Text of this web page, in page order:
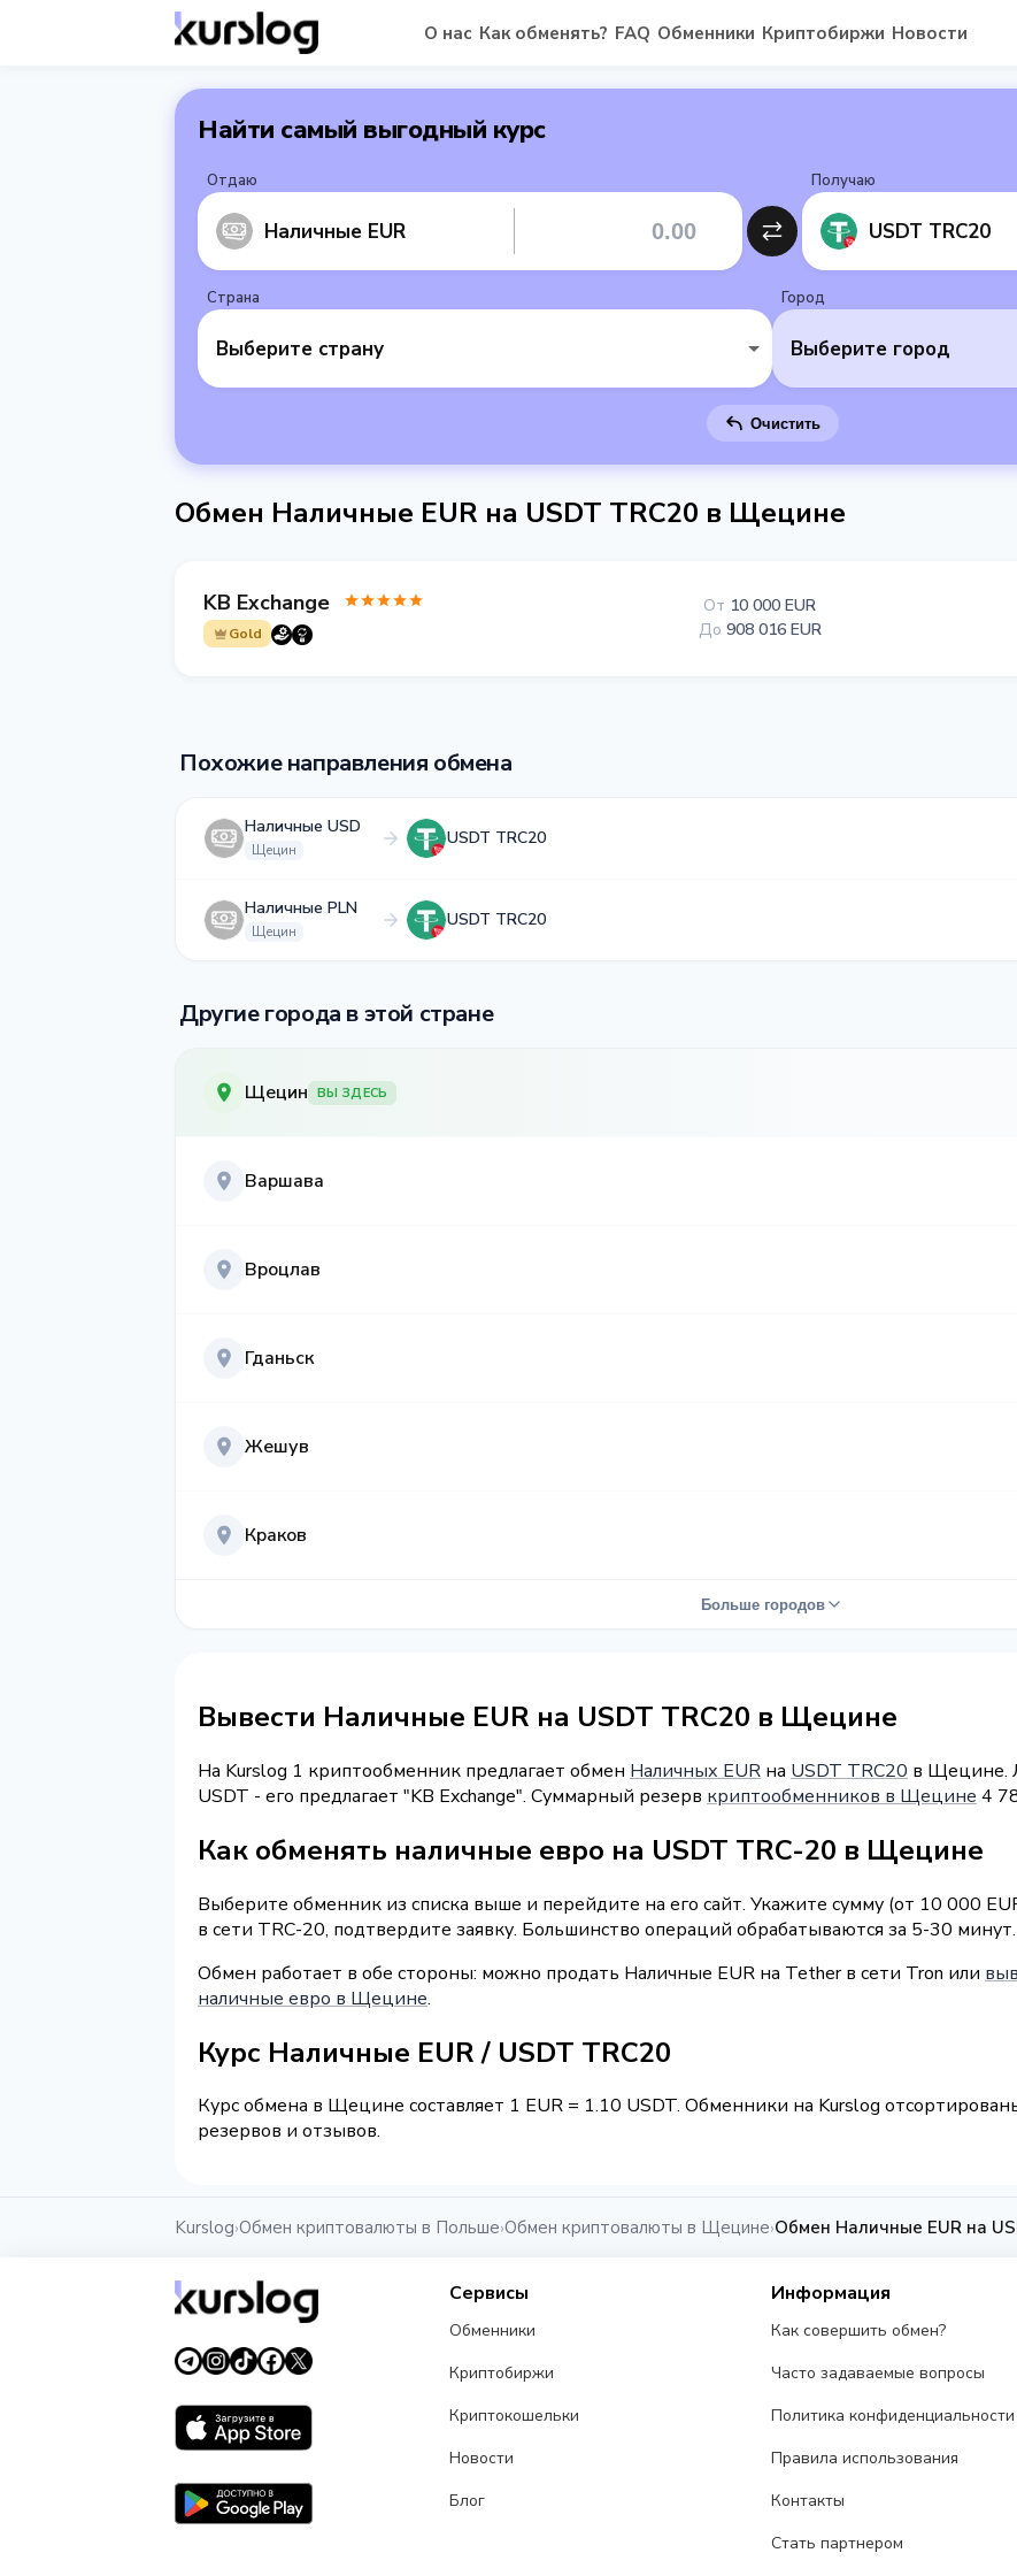
О нас Как обменять? FAQ Обменники Криптобиржи Новости
Найти самый выгодный курс
Отдаю
Наличные EUR
Получаю
USDT TRC20
Страна
Выберите страну
Город
Выберите город
Очистить
Обмен Наличные EUR на USDT TRC20 в Щецине
KB Exchange
Gold
От 10 000 EUR
До 908 016 EUR
Похожие направления обмена
Наличные USD
Щецин
USDT TRC20
Наличные PLN
Щецин
USDT TRC20
Другие города в этой стране
Щецин ВЫ ЗДЕСЬ
Варшава
Вроцлав
Гданьск
Жешув
Краков
Больше городов
Вывести Наличные EUR на USDT TRC20 в Щецине
На Kurslog 1 криптообменник предлагает обмен Наличных EUR на USDT TRC20 в Щецине.
USDT - его предлагает "KB Exchange". Суммарный резерв криптообменников в Щецине 4
Как обменять наличные евро на USDT TRC-20 в Щецине
Выберите обменник из списка выше и перейдите на его сайт. Укажите сумму (от 10 000
в сети TRC-20, подтвердите заявку. Большинство операций обрабатываются за 5-30 минут.
Обмен работает в обе стороны: можно продать Наличные EUR на Tether в сети Tron или
наличные евро в Щецине.
Курс Наличные EUR / USDT TRC20
Курс обмена в Щецине составляет 1 EUR = 1.10 USDT. Обменники на Kurslog
резервов и отзывов.
Kurslog›Обмен криптовалюты в Польше›Обмен криптовалюты в Щецине›Обмен Наличные EUR на
Сервисы
Обменники
Криптобиржи
Криптокошельки
Новости
Блог
Информация
Как совершить обмен?
Часто задаваемые вопросы
Политика конфиденциальности
Правила использования
Контакты
Стать партнером